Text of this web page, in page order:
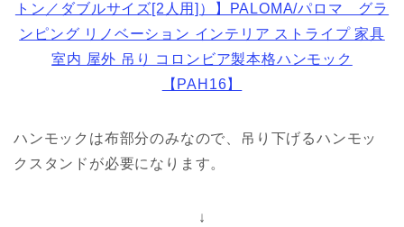
トン／ダブルサイズ[2人用]）】PALOMA/パロマ グラ
ンピング リノベーション インテリア ストライプ 家具
室内 屋外 吊り コロンビア製本格ハンモック
【PAH16】
ハンモックは布部分のみなので、吊り下げるハンモッ
クスタンドが必要になります。
↓